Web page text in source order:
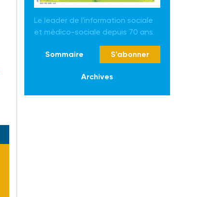
Le leader de l'information sociale
et médico-sociale depuis 70 ans
Sommaire S'abonner
Archives